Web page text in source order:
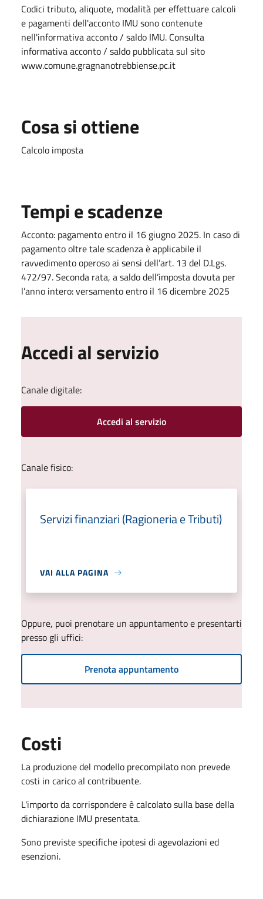
Codici tributo, aliquote, modalità per effettuare calcoli
e pagamenti dell'acconto IMU sono contenute
nell'informativa acconto / saldo IMU. Consulta
informativa acconto / saldo pubblicata sul sito
www.comune.gragnanotrebbiense.pc.it
Cosa si ottiene
Calcolo imposta
Tempi e scadenze
Acconto: pagamento entro il 16 giugno 2025. In caso di
pagamento oltre tale scadenza è applicabile il
ravvedimento operoso ai sensi dell’art. 13 del D.Lgs.
472/97. Seconda rata, a saldo dell’imposta dovuta per
l’anno intero: versamento entro il 16 dicembre 2025
Accedi al servizio
Canale digitale:
Accedi al servizio
Canale fisico:
Servizi finanziari (Ragioneria e Tributi)
VAI ALLA PAGINA
Oppure, puoi prenotare un appuntamento e presentarti
presso gli uffici:
Prenota appuntamento
Costi
La produzione del modello precompilato non prevede
costi in carico al contribuente.
L'importo da corrispondere è calcolato sulla base della
dichiarazione IMU presentata.
Sono previste specifiche ipotesi di agevolazioni ed
esenzioni.